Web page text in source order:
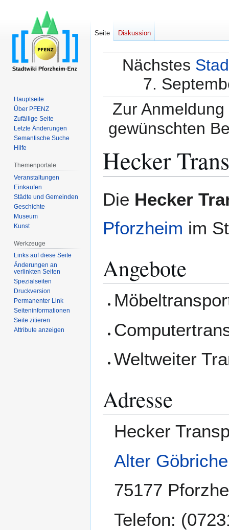
Nächstes
7.
Zur
gewünschten
Hecker
Navigation
Suche
Die Hecker
Pforzheim im
Angebote
Weltweiter
Adresse
Hecker
Alter
75177
Telefon:
Seite Diskussion
Hauptseite
Über PFENZ
Zufällige Seite
Letzte Änderungen
Semantische Suche
Hilfe
Themenportale
Veranstaltungen
Einkaufen
Städte und Gemeinden
Geschichte
Museum
Kunst
Werkzeuge
Links auf diese Seite
Änderungen an
verlinkten Seiten
Spezialseiten
Druckversion
Permanenter Link
Seiten­­informationen
Seite zitieren
Attribute anzeigen